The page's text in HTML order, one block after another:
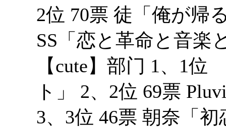
2位 70票 徒「俺が帰
SS「恋と革命と音楽
【cute】部门 1、1
ト」 2、2位 69票
3、3位 46票 朝奈「